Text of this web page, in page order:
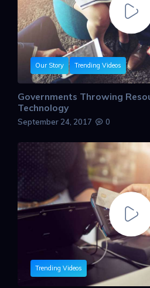
Our Story Trending Videos
Governments Throwing
Technology
September 24, 2017 0
Trending Videos